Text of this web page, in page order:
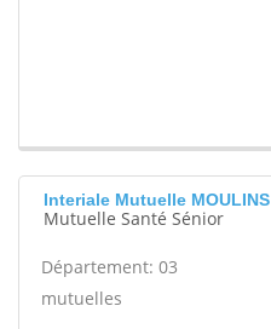
Interiale Mutuelle MOULINS
Mutuelle Santé Sénior
Département: 03
mutuelles